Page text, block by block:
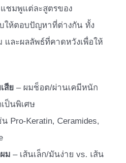
ชมพูแต่ละสูตรของ
ให้ตอบปัญหาที่ต่างกัน ทั้ง
ละผลลัพธ์ที่คาดหวังเพื่อให้
สีย – ผมช็อต/ผ่านเคมีหนัก
ป็นพิเศษ
น Pro-Keratin, Ceramides,
ม – เส้นเล็ก/มันง่าย vs. เส้น